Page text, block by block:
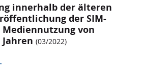
innerhalb der älteren
der SIM-
Mediennutzung von
(03/2022)